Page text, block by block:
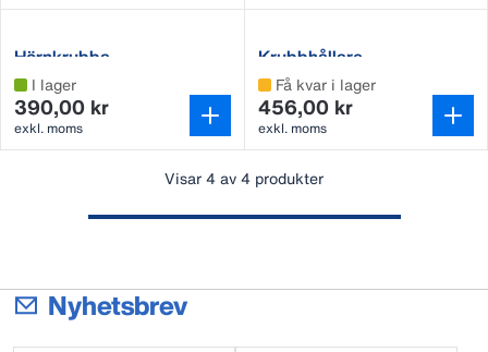
Hörnkrubba
I lager
390,00 kr
exkl. moms
Krubbhållare
Få kvar i lager
456,00 kr
exkl. moms
Visar 4 av 4 produkter
Nyhetsbrev